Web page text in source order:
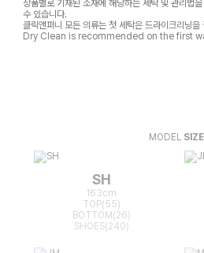
상품별로 기재된 소재에 해당하는 세탁 및 관리법
수 있습니다.
클릭앤퍼니 모든 의류는 첫 세탁은 드라이크리닝을
Dry Clean is recommended on the first
MODEL SIZE
SH
163cm
TOP(55)
BOTTOM(26)
SHOES(240)